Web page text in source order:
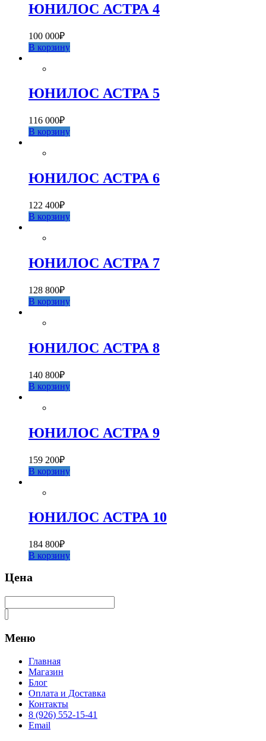
ЮНИЛОС АСТРА 4
100 000₽
В корзину
ЮНИЛОС АСТРА 5
116 000₽
В корзину
ЮНИЛОС АСТРА 6
122 400₽
В корзину
ЮНИЛОС АСТРА 7
128 800₽
В корзину
ЮНИЛОС АСТРА 8
140 800₽
В корзину
ЮНИЛОС АСТРА 9
159 200₽
В корзину
ЮНИЛОС АСТРА 10
184 800₽
В корзину
Цена
Меню
Главная
Магазин
Блог
Оплата и Доставка
Контакты
8 (926) 552-15-41
Email